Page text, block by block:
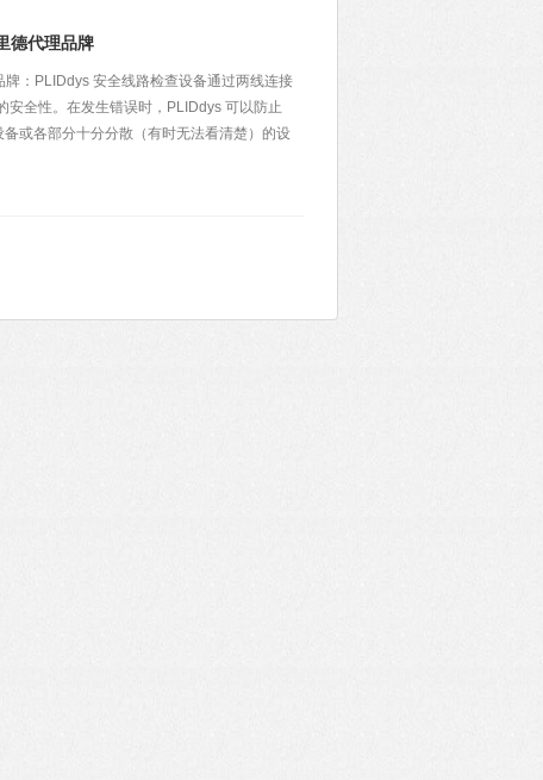
德代理品牌
：PLIDdys 安全线路检查设备通过两线连接
全性。在发生错误时，PLIDdys 可以防止
或各部分十分分散（有时无法看清楚）的设